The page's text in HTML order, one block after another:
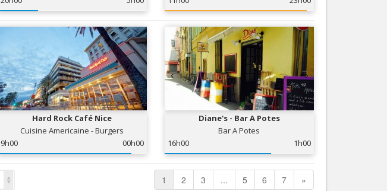
Hard Rock Café Nice
Cuisine Americaine - Burgers
9h00
00h00
Diane's - Bar A Potes
Bar A Potes
16h00
1h00
1 2 3 ... 5 6 7 »